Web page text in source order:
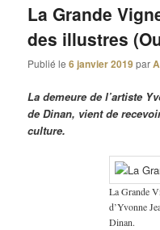
La Grande
des illustres
Publié le6 janvier 2019par
La demeure de l’artiste
de Dinan, vient de
culture.
La Grande
d’Yvonne
Dinan.